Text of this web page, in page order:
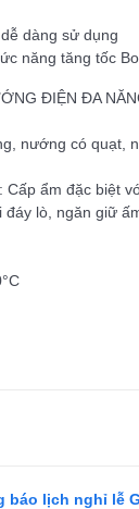
dàng sử dụng
năng tăng tốc
ĐIỆN ĐA
nướng có quạt,
Cấp ẩm đặc biệt
lò, ngăn giữ
báo lịch nghỉ lễ